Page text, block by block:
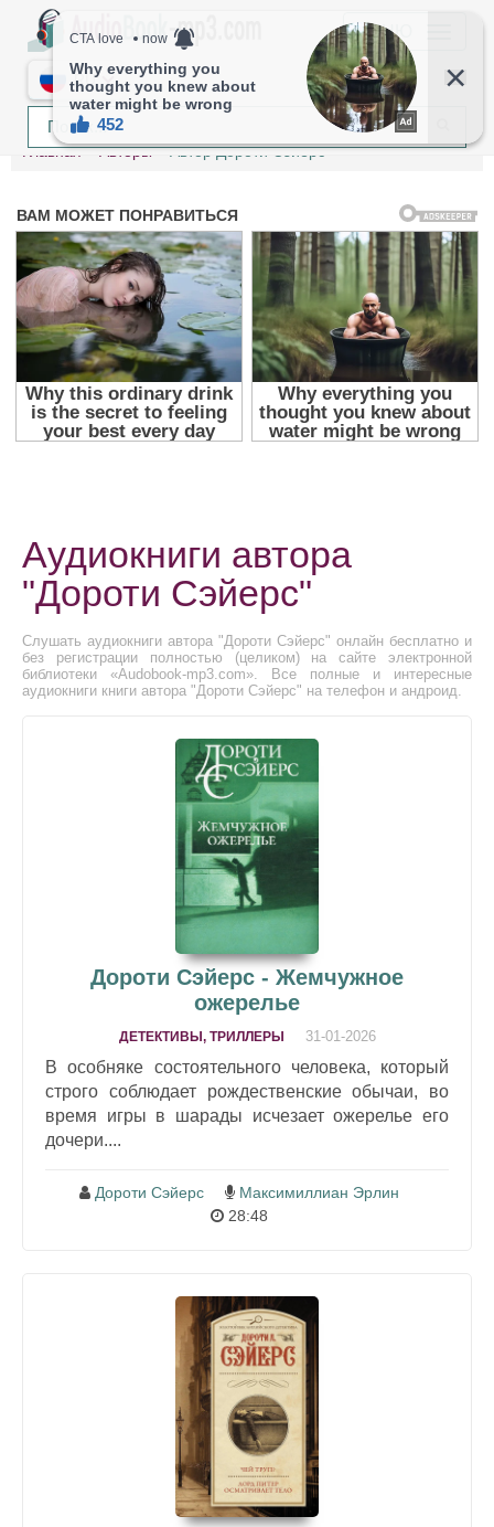
МЕНЮ
RU
Главная Авторы Автор Дороти Сэйерс
Аудиокниги автора
"Дороти Сэйерс"
Слушать аудиокниги автора "Дороти Сэйерс" онлайн бесплатно и
без регистрации полностью (целиком) на сайте электронной
библиотеки «Audobook-mp3.com». Все полные и интересные
аудиокниги книги автора "Дороти Сэйерс" на телефон и андроид.
Дороти Сэйерс - Жемчужное
ожерелье
ДЕТЕКТИВЫ, ТРИЛЛЕРЫ 31-01-2026
В особняке состоятельного человека, который
строго соблюдает рождественские обычаи, во
время игры в шарады исчезает ожерелье его
дочери....
Дороти Сэйерс
Максимиллиан Эрлин
28:48